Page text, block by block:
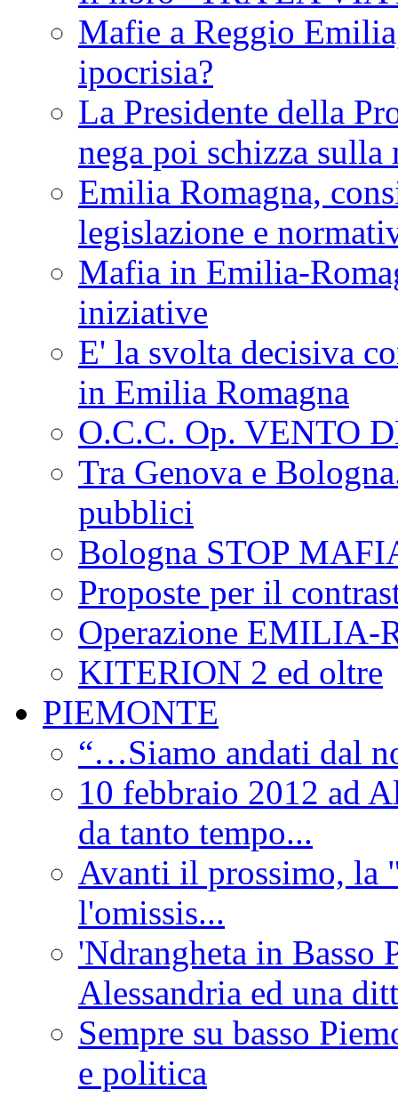
Mafie a Reggio
ipocrisia?
La Presidente della
nega poi schizza sulla
Emilia Romagna,
legislazione e
Mafia in Emilia-
iniziative
E' la svolta decisiva
in Emilia Romagna
O.C.C. Op. VENTO
Tra Genova e
pubblici
Bologna STOP
Proposte per il
Operazione EMILIA-
KITERION 2 ed oltre
PIEMONTE
“…Siamo andati dal
10 febbraio 2012 ad
da tanto tempo...
Avanti il prossimo, la
l'omissis...
'Ndrangheta in Basso
Alessandria ed una
Sempre su basso
e politica